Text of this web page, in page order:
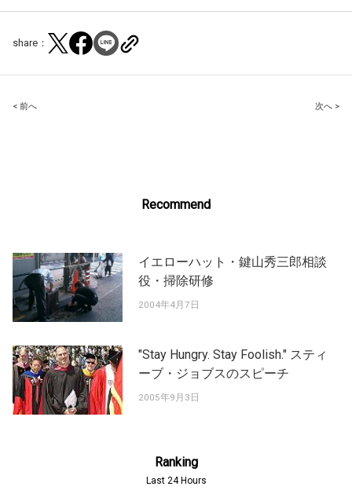
share：
Post
< 前へ 次へ >
Recommend
イエローハット・鍵山秀三郎相談
役・掃除研修
2004年4月7日
"Stay Hungry. Stay Foolish." スティ
ーブ・ジョブスのスピーチ
2005年9月3日
Ranking
Last 24 Hours